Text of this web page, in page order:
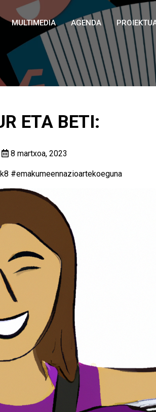
MULTIMEDIA AGENDA
ETA BETI:
8 martxoa, 2023
#emakumeennazioartekoeguna